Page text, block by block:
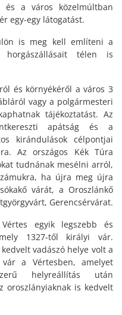
és a város közelmúltban
egy-egy látogatást.
is meg kell említeni a
horgászállásait télen is
és környékéről a város 3
vagy a polgármesteri
tájékoztatást. Az
apátság és a
kirándulások célpontjai
Az országos Kék Túra
tudnának mesélni arról,
ha újra meg újra
várát, a Oroszlánkő
Gerencsérvárat.
egyik legszebb és
1327-től királyi vár.
vadászó helye volt a
a Vértesben, amelyet
helyreállítás után
oroszlányiaknak is kedvelt